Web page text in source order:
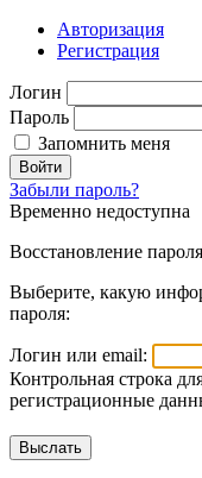
Авторизация
Регистрация
Логин
Пароль
Запомнить меня
Войти
Забыли пароль?
Временно недоступна
Восстановление пароля
Выберите, какую
пароля:
Логин или email:
Контрольная строка
регистрационные